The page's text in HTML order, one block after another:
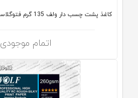
کاغذ پشت چسب دار ولف 135 گرم فتوگلاسه 50 برگی A3
اتمام موجودی